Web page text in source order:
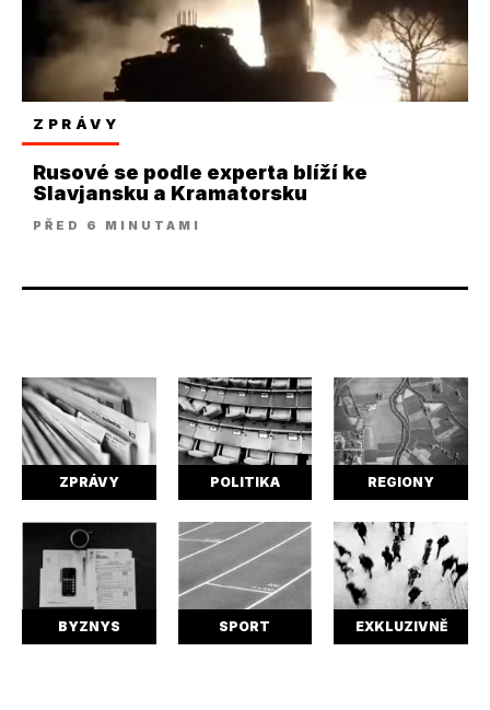
ZPRÁVY
Rusové se podle experta blíží ke
Slavjansku a Kramatorsku
PŘED 6 MINUTAMI
ZPRÁVY POLITIKA REGIONY
BYZNYS SPORT EXKLUZIVNĚ